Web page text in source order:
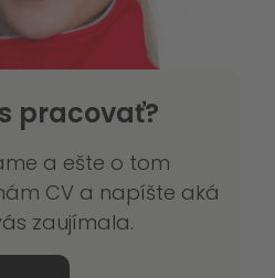
pracovať?
a ešte o tom
CV a napíšte aká
zaujímala.